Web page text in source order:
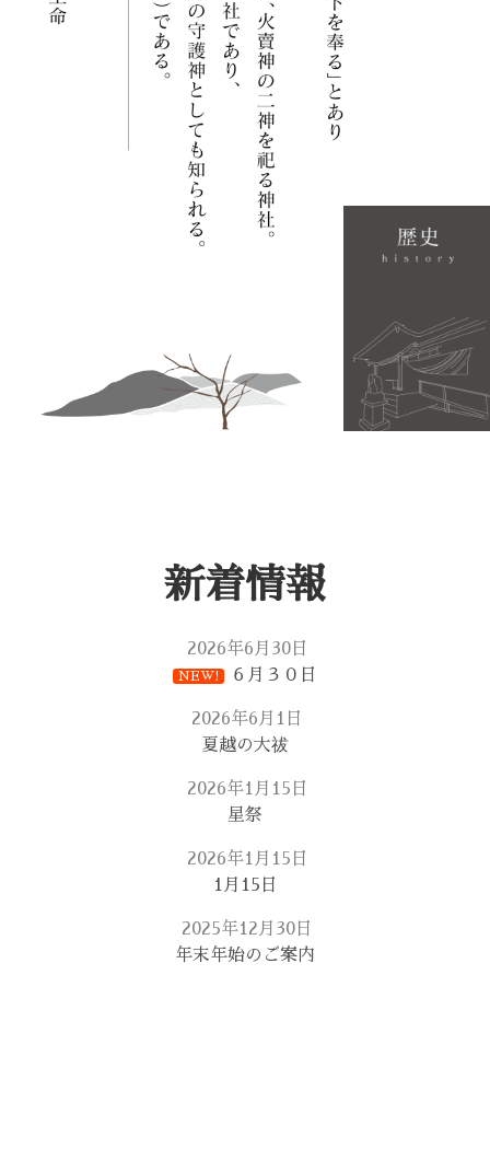
新着情報
2026年6月30日
NEW! ６月３０日
2026年6月1日
夏越の大祓
2026年1月15日
星祭
2026年1月15日
1月15日
2025年12月30日
年末年始のご案内